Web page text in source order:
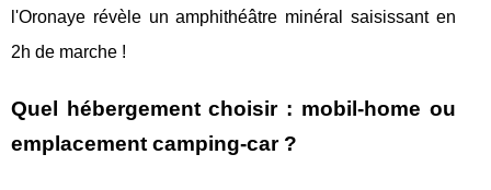
l'Oronaye révèle un amphithéâtre minéral saisissant en
2h de marche !
Quel hébergement choisir : mobil-home ou
emplacement camping-car ?